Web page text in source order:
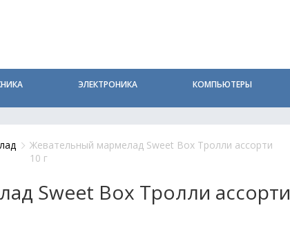
ЭЛЕКТРОНИКА КОМПЬЮТЕРЫ
Жевательный мармелад Sweet Box Тролли ассорти
10 г
Sweet Box Тролли ассорти